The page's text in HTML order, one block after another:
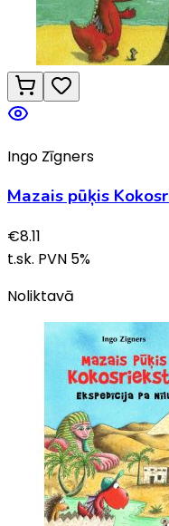
Ingo Zīgners
Mazais pūķis
€8.11
t.sk. PVN 5%
Noliktavā